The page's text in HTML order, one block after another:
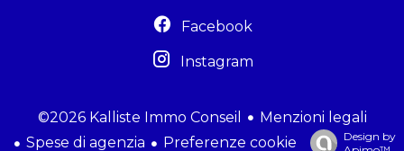
Facebook
Instagram
©2026 Kalliste Immo Conseil
Menzioni legali
Spese di agenzia
Preferenze cookie
Design by